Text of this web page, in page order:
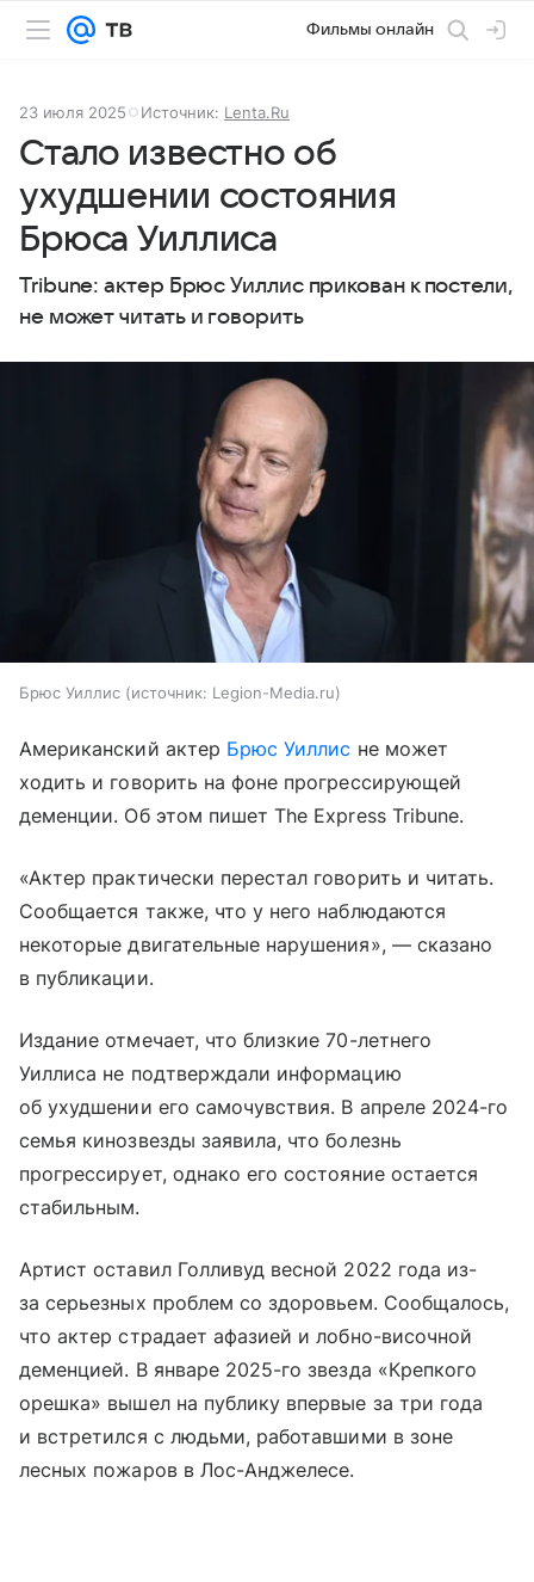
Фильмы онлайн
23 июля 2025 Источник: Lenta.Ru
Стало известно об
ухудшении состояния
Брюса Уиллиса
Tribune: актер Брюс Уиллис прикован к постели,
не может читать и говорить
Брюс Уиллис источник: Legion-Media.ru
Американский актер Брюс Уиллис не может
ходить и говорить на фоне прогрессирующей
деменции. Об этом пишет The Express Tribune.
«Актер практически перестал говорить и читать.
Сообщается также, что у него наблюдаются
некоторые двигательные нарушения», — сказано
в публикации.
Издание отмечает, что близкие 70-летнего
Уиллиса не подтверждали информацию
об ухудшении его самочувствия. В апреле 2024-го
семья кинозвезды заявила, что болезнь
прогрессирует, однако его состояние остается
стабильным.
Артист оставил Голливуд весной 2022 года из-
за серьезных проблем со здоровьем. Сообщалось,
что актер страдает афазией и лобно-височной
деменцией. В январе 2025-го звезда «Крепкого
орешка» вышел на публику впервые за три года
и встретился с людьми, работавшими в зоне
лесных пожаров в Лос-Анджелесе.